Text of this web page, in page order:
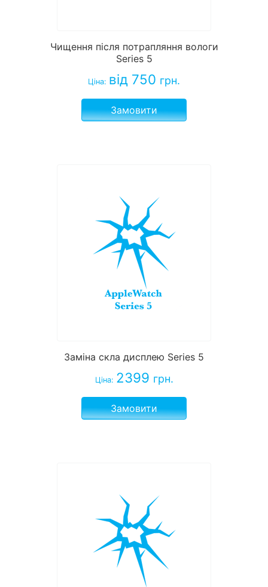
Чищення після потрапляння вологи
Series 5
Ціна: від 750 грн.
Замовити
Заміна скла дисплею Series 5
Ціна: 2399 грн.
Замовити